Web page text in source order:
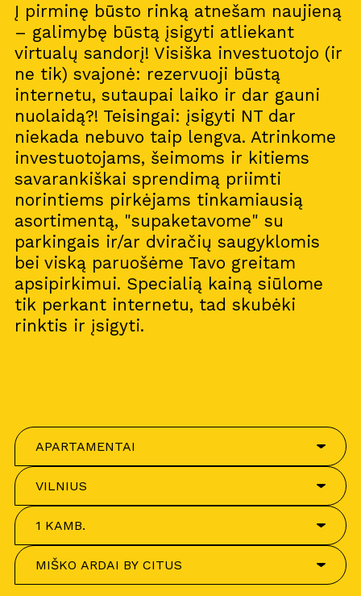
Į pirminę būsto rinką atnešam naujieną
– galimybę būstą įsigyti atliekant
virtualų sandorį! Visiška investuotojo (ir
ne tik) svajonė: rezervuoji būstą
internetu, sutaupai laiko ir dar gauni
nuolaidą?! Teisingai: įsigyti NT dar
niekada nebuvo taip lengva. Atrinkome
investuotojams, šeimoms ir kitiems
savarankiškai sprendimą priimti
norintiems pirkėjams tinkamiausią
asortimentą, "supaketavome" su
parkingais ir/ar dviračių saugyklomis
bei viską paruošėme Tavo greitam
apsipirkimui. Specialią kainą siūlome
tik perkant internetu, tad skubėki
rinktis ir įsigyti.
APARTAMENTAI
VILNIUS
1 KAMB.
MIŠKO ARDAI BY CITUS